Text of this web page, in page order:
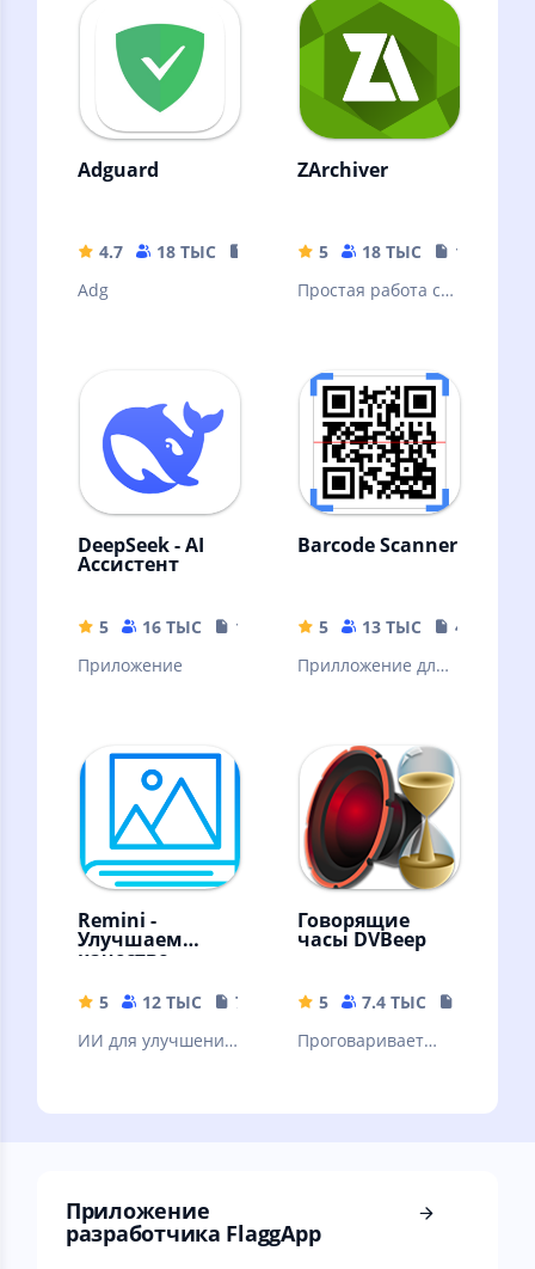
Adguard
4.7 18 ТЫС
35.63 MB
Adg
ZArchiver
5 18 ТЫС
10.32 MB
Простая работа с
DeepSeek - AI
Ассистент
5 16 ТЫС
16.44 MB
Приложение
Barcode Scanner
5 13 ТЫС
4.04 MB
Прилложение для
Remini -
Улучшаем
качество
5 12 ТЫС
79.19 MB
ИИ для улучшения
Говорящие
часы DVBeep
5 7.4 ТЫС
Проговаривает
Приложение
разработчика FlaggApp